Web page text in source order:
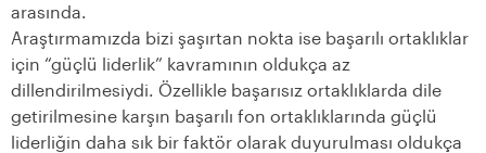
arasında.
Araştırmamızda bizi şaşırtan nokta ise başarılı ortaklıklar
için “güçlü liderlik” kavramının oldukça az
dillendirilmesiydi. Özellikle başarısız ortaklıklarda dile
getirilmesine karşın başarılı fon ortaklıklarında güçlü
liderliğin daha sık bir faktör olarak duyurulması oldukça